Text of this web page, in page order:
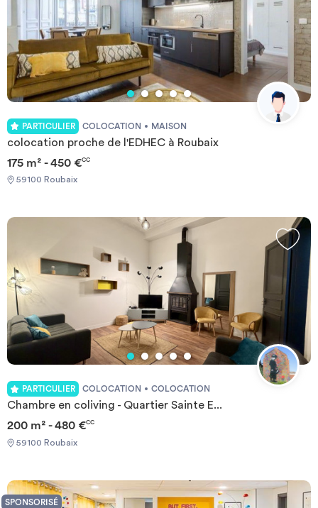
PARTICULIER COLOCATION MAISON
colocation proche de l'EDHEC à Roubaix
175 m² - 450 €CC
59100 Roubaix
PARTICULIER COLOCATION COLOCATION
Chambre en coliving - Quartier Sainte E...
200 m² - 480 €CC
59100 Roubaix
SPONSORISÉ